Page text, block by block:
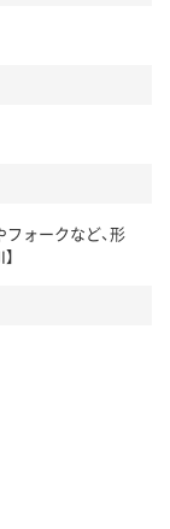
ォークなど、形